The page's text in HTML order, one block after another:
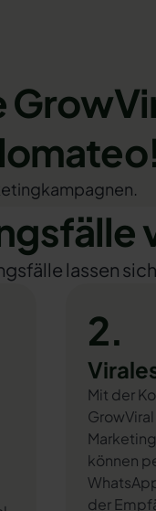
lassen
2.
Mit der
können
der